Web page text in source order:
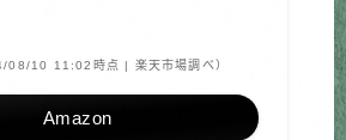
08/10 11:02時点 | 楽天市場調べ）
Amazon